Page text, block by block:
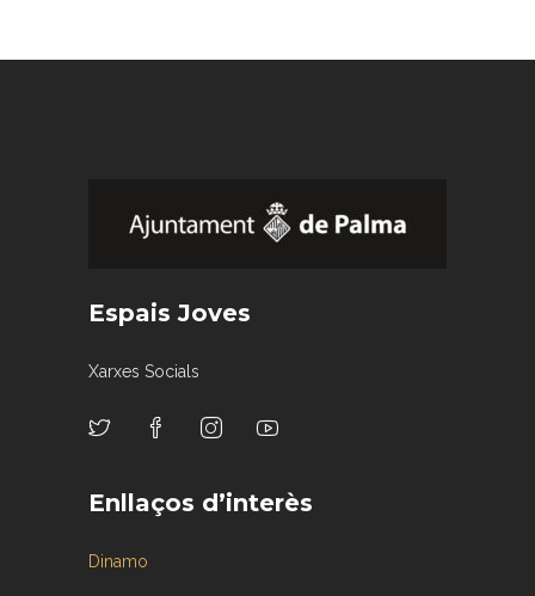
Espais Joves
Xarxes Socials
Enllaços d’interès
Dinamo